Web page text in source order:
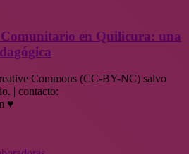
en Quilicura: una
Commons (CC-BY-NC) salvo
| contacto:
♥